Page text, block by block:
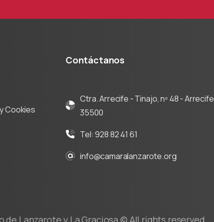
Cookies
Contáctanos
Ctra. Arrecife - Tinajo, nº 48 - Arrecife
35500
Tel: 928 82 41 61
info@camaralanzarote.org
de Lanzarote y La Graciosa © All rights reserved